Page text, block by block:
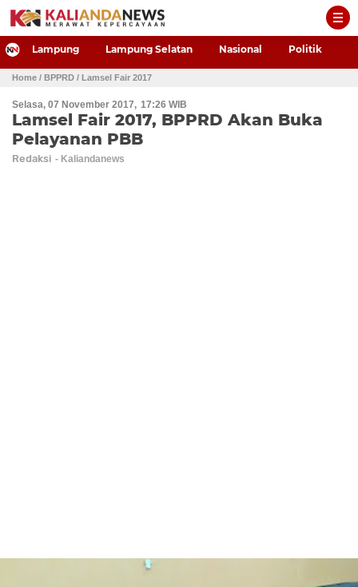
-->
Lampung Lampung Selatan Nasional Politik
Home / BPPRD / Lamsel Fair 2017
Selasa, 07 November 2017 17:26 WIB
Lamsel Fair 2017, BPPRD Akan Buka
Pelayanan PBB
Redaksi